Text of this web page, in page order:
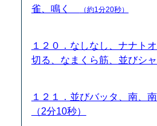
雀、鳴く
（約1分20秒）
１２０．なしなし、ナナト
切る、なまくら筋、並びシ
１２１．並びバッタ、南、
（2分10秒）